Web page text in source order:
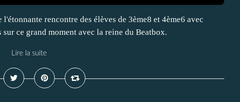
rencontre des élèves de 3ème8 et 4ème6 avec
ce grand moment avec la reine du Beatbox.
Lire la suite